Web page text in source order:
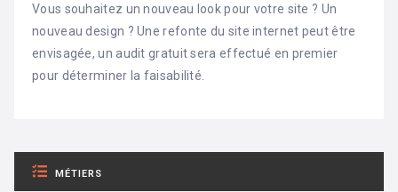
Vous souhaitez un nouveau look pour votre site ? Un
nouveau design ? Une refonte du site internet peut être
envisagée, un audit gratuit sera effectué en premier
pour déterminer la faisabilité.
MÉTIERS